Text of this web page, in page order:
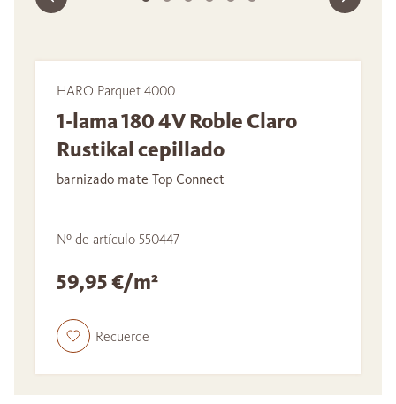
HARO Parquet 4000
1-lama 180 4V Roble Claro
Rustikal cepillado
barnizado mate Top Connect
Nº de artículo 550447
59,95 €/m²
Recuerde